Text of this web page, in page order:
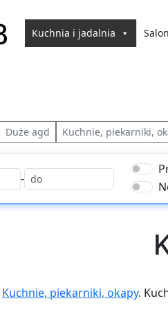
Kuchnia i jadalnia Salon
Duże agd Kuchnie, piekarniki,
-
Kuchnie, piekarniki, okapy.